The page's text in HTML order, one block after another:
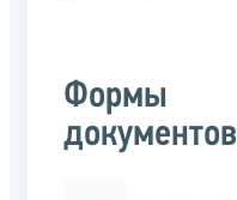
Формы
документов